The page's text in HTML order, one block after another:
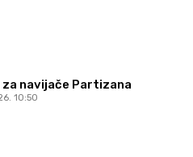
za navijače Partizana
10:50